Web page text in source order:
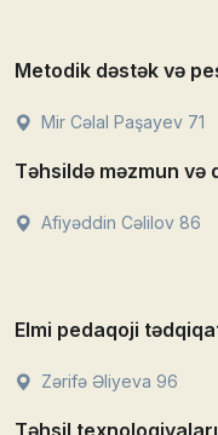
Metodik dəstək və
Mir Cəlal Paşayev 71
Təhsildə məzmun və
Afiyəddin Cəlilov 86
Elmi pedaqoji
Zərifə Əliyeva 96